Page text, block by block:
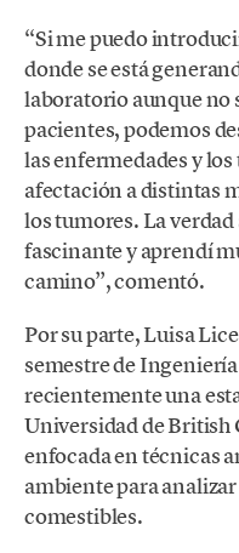
“Si me puedo
donde se está
laboratorio aunque no
pacientes, podemos
las enfermedades y
afectación a distintas
los tumores. La
fascinante y aprendí
camino”, comentó.
Por su parte, Luisa
semestre de
recientemente una
Universidad de British
enfocada en técnicas
ambiente para
comestibles.